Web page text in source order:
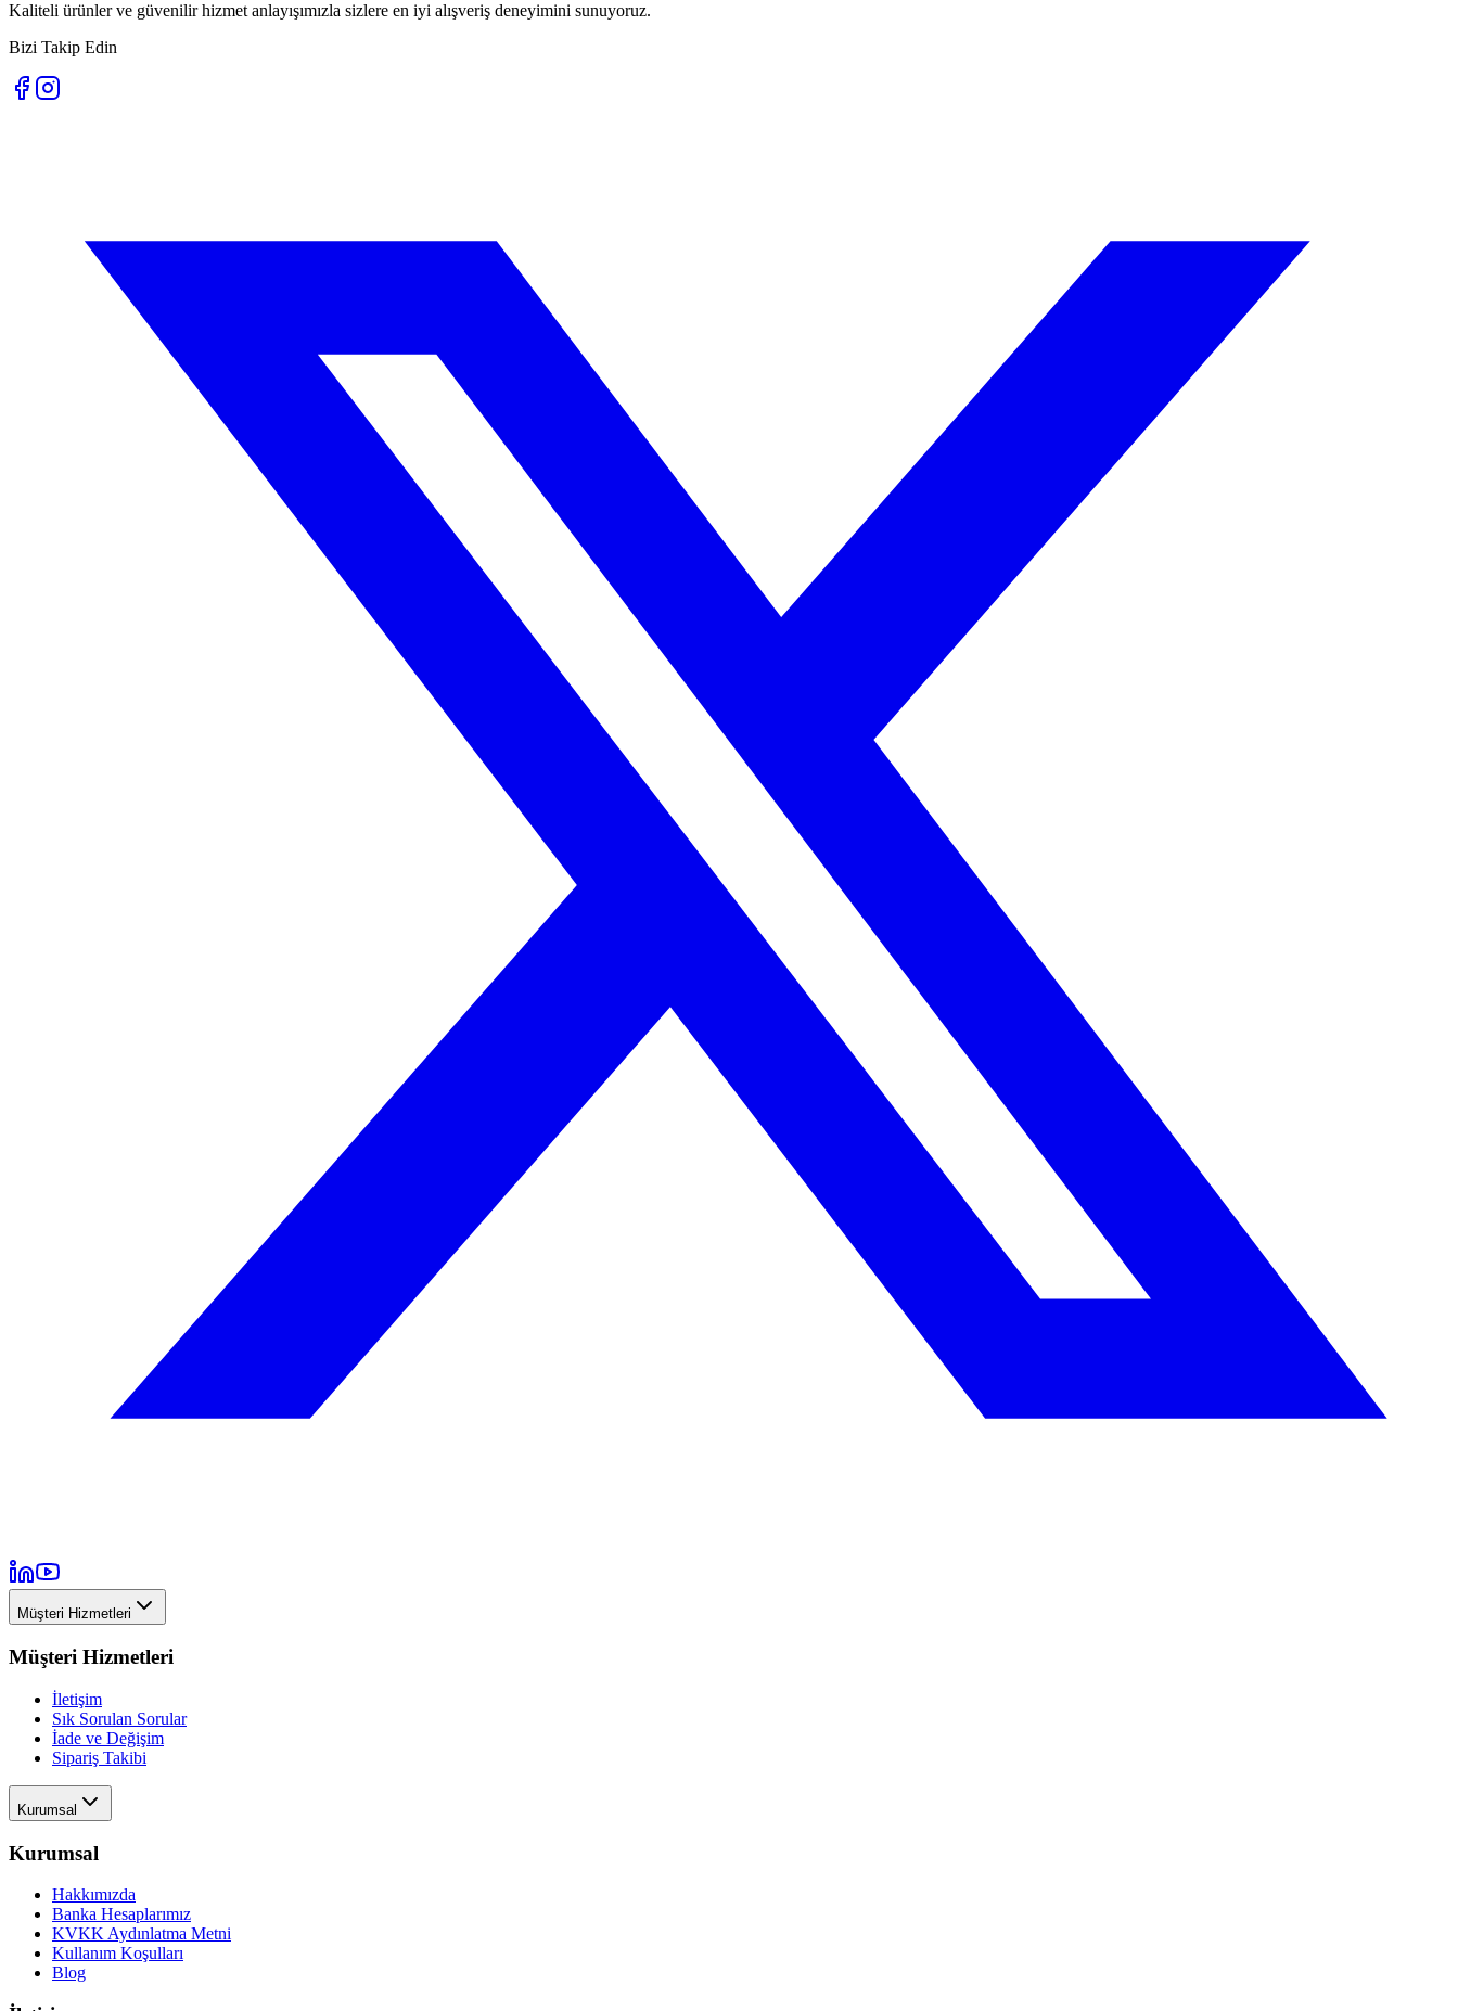
Kaliteli ürünler ve güvenilir hizmet anlayışımızla sizlere en iyi alışveriş deneyimini sunuyoruz.
Bizi Takip Edin
Müşteri Hizmetleri
Müşteri Hizmetleri
İletişim
Sık Sorulan Sorular
İade ve Değişim
Sipariş Takibi
Kurumsal
Kurumsal
Hakkımızda
Banka Hesaplarımız
KVKK Aydınlatma Metni
Kullanım Koşulları
Blog